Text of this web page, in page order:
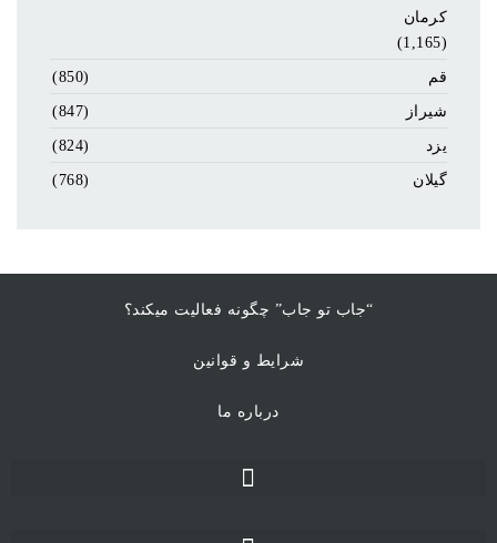
کرمان
(1,165)
قم (850)
شیراز (847)
یزد (824)
گیلان (768)
“جاب تو جاب” چگونه فعالیت میکند؟
شرایط و قوانین
درباره ما